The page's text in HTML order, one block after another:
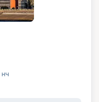
нч